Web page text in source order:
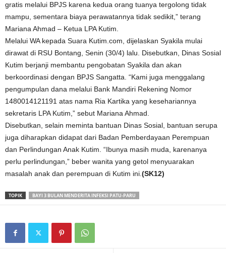
gratis melalui BPJS karena kedua orang tuanya tergolong tidak
mampu, sementara biaya perawatannya tidak sedikit,” terang
Mariana Ahmad – Ketua LPA Kutim.
Melalui WA kepada Suara Kutim.com, dijelaskan Syakila mulai
dirawat di RSU Bontang, Senin (30/4) lalu. Disebutkan, Dinas Sosial
Kutim berjanji membantu pengobatan Syakila dan akan
berkoordinasi dengan BPJS Sangatta. “Kami juga menggalang
pengumpulan dana melalui Bank Mandiri Rekening Nomor
1480014121191 atas nama Ria Kartika yang kesehariannya
sekretaris LPA Kutim,” sebut Mariana Ahmad.
Disebutkan, selain meminta bantuan Dinas Sosial, bantuan serupa
juga diharapkan didapat dari Badan Pemberdayaan Perempuan
dan Perlindungan Anak Kutim. “Ibunya masih muda, karenanya
perlu perlindungan,” beber wanita yang getol menyuarakan
masalah anak dan perempuan di Kutim ini. (SK12)
TOPIK BAYI 3 BULAN MENDERITA INFEKSI PATU-PARU